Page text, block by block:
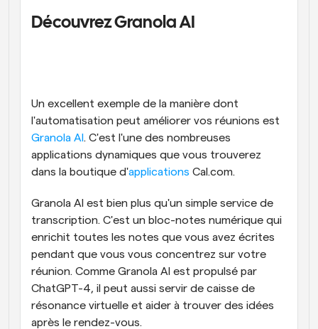
Découvrez Granola AI
Un excellent exemple de la manière dont
Granola AI . C'est l'une des nombreuses
applications dynamiques que vous trouverez
dans la boutique d'applications Cal.com.
Granola AI est bien plus qu'un simple service de
transcription. C'est un bloc-notes numérique qui
enrichit toutes les notes que vous avez écrites
pendant que vous vous concentrez sur votre
réunion. Comme Granola AI est propulsé par
ChatGPT-4, il peut aussi servir de caisse de
résonance virtuelle et aider à trouver des idées
après le rendez-vous.